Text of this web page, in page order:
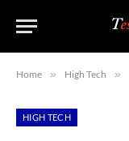
Home » High Tech »
HIGH TECH